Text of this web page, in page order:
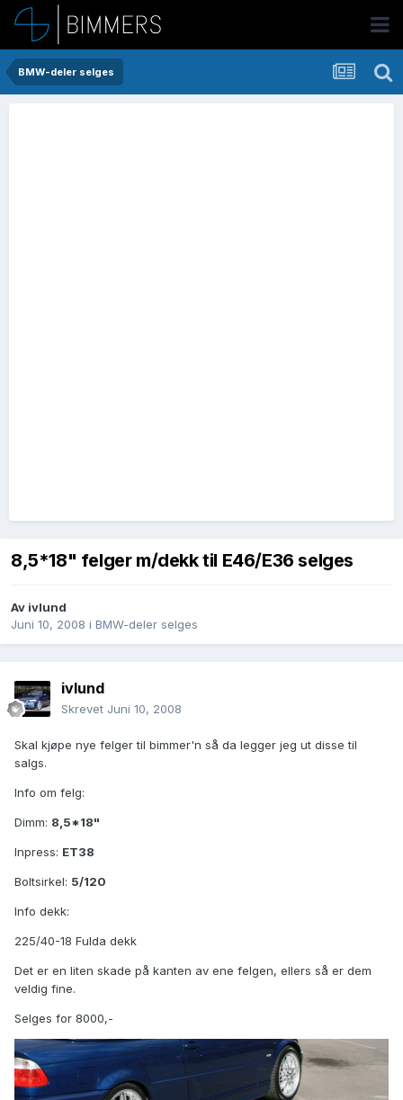
BMW-deler selges
8,5*18" felger m/dekk til E46/E36 selges
Av ivlund
Juni 10, 2008 i BMW-deler selges
ivlund
Skrevet Juni 10, 2008
Skal kjøpe nye felger til bimmer'n så da legger jeg ut disse til
salgs.
Info om felg:
Dimm: 8,5*18"
Inpress: ET38
Boltsirkel: 5/120
Info dekk:
225/40-18 Fulda dekk
Det er en liten skade på kanten av ene felgen, ellers så er dem
veldig fine.
Selges for 8000,-